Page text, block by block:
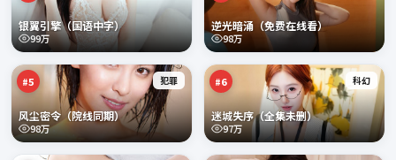
银翼引擎（国语中字）
99万
逆光暗涌（免费在线看）
98万
#5 犯罪
风尘密令（院线同期）
98万
#6 科幻
迷城失序（全集未删）
97万